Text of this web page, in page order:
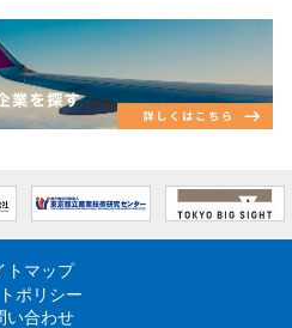
会のご案内
会のご案内
会のご案内
マッチング」を開催します 外2件
トマップ
ポリシー
い合わせ